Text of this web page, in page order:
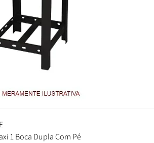
1 Boca Dupla Com Pé